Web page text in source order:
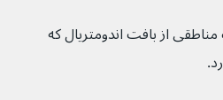
از بافت اندومتریال که